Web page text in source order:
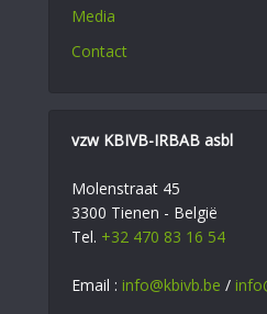
Media
Contact
vzw KBIVB-IRBAB asbl
Molenstraat 45
3300 Tienen - België
Tel. +32 470 83 16 54
Email : info@kbivb.be /